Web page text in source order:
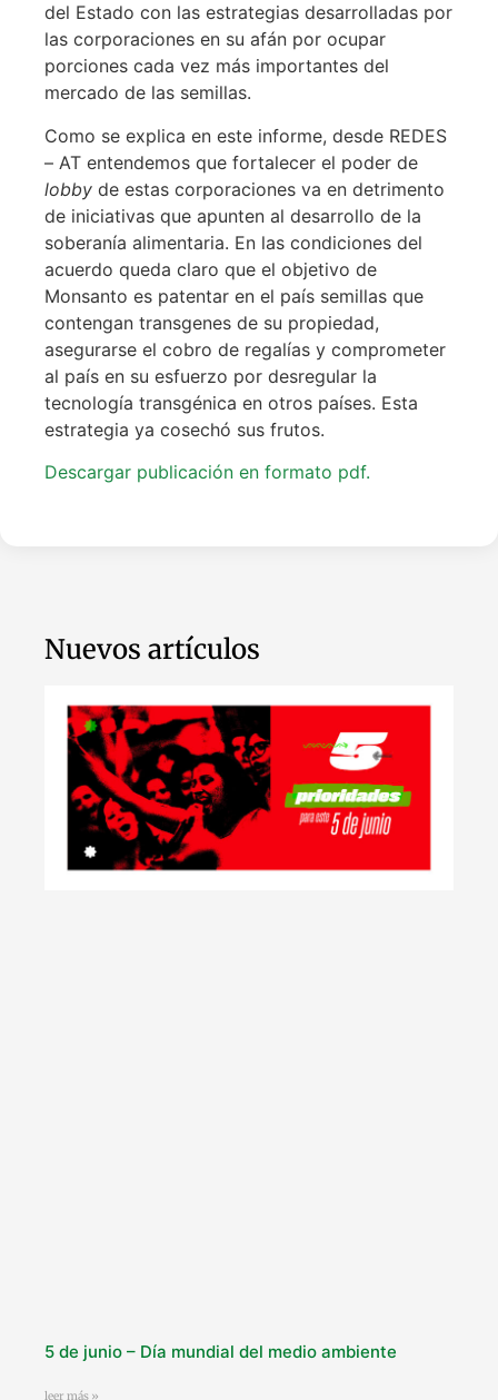
del Estado con las estrategias desarrolladas por
las corporaciones en su afán por ocupar
porciones cada vez más importantes del
mercado de las semillas.
Como se explica en este informe, desde REDES
– AT entendemos que fortalecer el poder de
lobby de estas corporaciones va en detrimento
de iniciativas que apunten al desarrollo de la
soberanía alimentaria. En las condiciones del
acuerdo queda claro que el objetivo de
Monsanto es patentar en el país semillas que
contengan transgenes de su propiedad,
asegurarse el cobro de regalías y comprometer
al país en su esfuerzo por desregular la
tecnología transgénica en otros países. Esta
estrategia ya cosechó sus frutos.
Descargar publicación en formato pdf.
Nuevos artículos
5 de junio – Día mundial del medio ambiente
leer más »